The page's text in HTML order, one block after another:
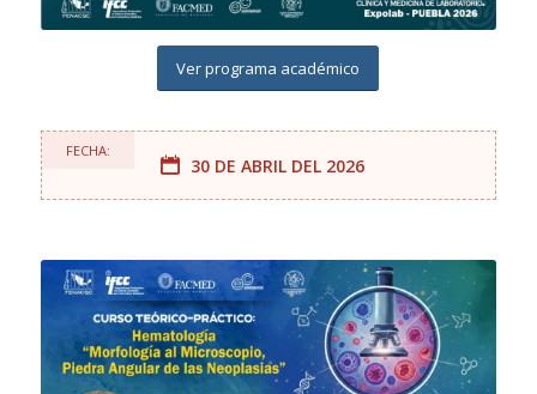
Ver programa académico
FECHA:
30 DE ABRIL DEL 2026